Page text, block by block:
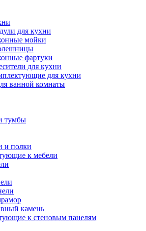
для кухни
мойки
фартуки
для кухни
для кухни
ванной комнаты
тумбы
и полки
к мебели
камень
к стеновым панелям